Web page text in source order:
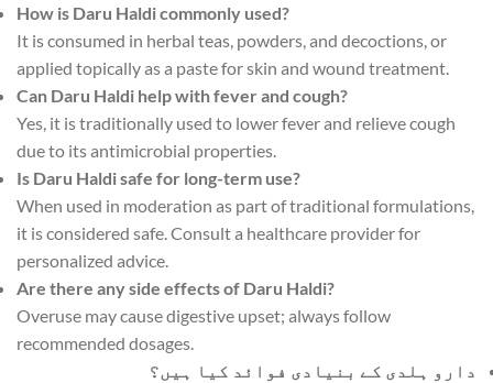
How is Daru Haldi commonly used?
It is consumed in herbal teas, powders, and decoctions, or
applied topically as a paste for skin and wound treatment.
Can Daru Haldi help with fever and cough?
Yes, it is traditionally used to lower fever and relieve cough
due to its antimicrobial properties.
Is Daru Haldi safe for long-term use?
When used in moderation as part of traditional formulations,
it is considered safe. Consult a healthcare provider for
personalized advice.
Are there any side effects of Daru Haldi?
Overuse may cause digestive upset; always follow
recommended dosages.
دارو ہلدی کے بنیادی فوائد کیا ہیں؟